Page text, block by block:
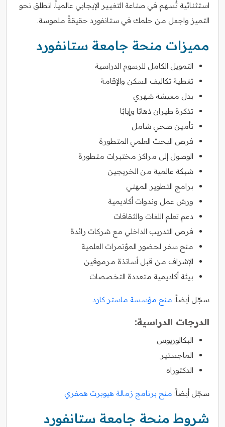
استثنائية تُسهم في صناعة التغيير الإيجابي عالمياً. انطلق نحو
التميز واجعل من حلمك في ستانفورد حقيقةً ملموسة.
مميزات منحة جامعة ستانفورد
التمويل الكامل للرسوم الدراسية
تغطية تكاليف السكن والإقامة
بدل معيشة شهري
تذكرة طيران ذهابًا وإيابًا
تأمين صحي شامل
فرص البحث العلمي المتطورة
الوصول إلى مراكز مختبرات متطورة
شبكة عالمية من الخريجين
برامج التطوير المهني
ورش عمل وندوات أكاديمية
دعم تعلم اللغات والثقافات
فرص التدريب الداخلي مع شركات رائدة
منح سفر لحضور المؤتمرات العلمية
الإشراف من قبل أساتذة مرموقين
بيئة أكاديمية متعددة التخصصات
سجّل أيضاً: منح مؤسسة ماستر كارد
الدرجات الدراسية:
البكالوريوس
الماجستير
الدكتوراه
سجّل أيضاً: منح برنامج زمالة هيوبرت همفري
شروط منحة جامعة ستانفورد